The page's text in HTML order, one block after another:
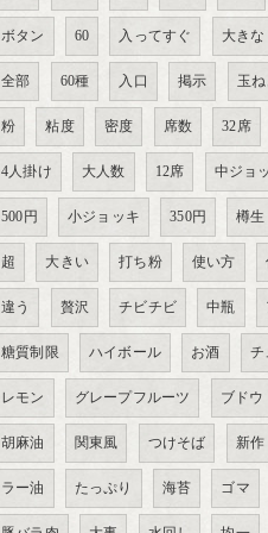
ボタン 60 入ってすぐ 大きな
全部 60種 入口 掲示 玉
粉 粘度 密度 席数 32席
4人掛け 大人数 12席 中ジョ
500円 小ジョッキ 350円 樽生
超 大きい 打ち粉 使い方
違う 贅沢 チビチビ 中瓶
糖質制限 ハイボール お酒 チ
レモン グレープフルーツ ブドウ
胡麻油 関東風 つけそば 新作
ラー油 たっぷり 海苔 ゴマ